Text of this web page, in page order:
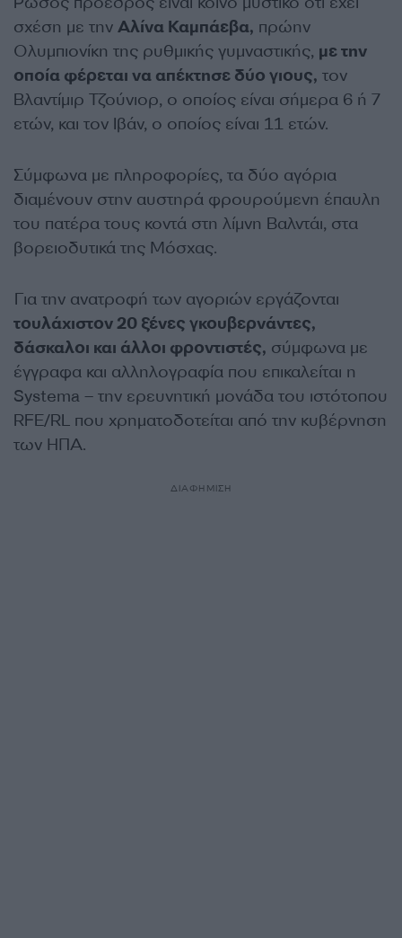
σχέση με την Αλίνα Καμπάεβα, πρώην
Ολυμπιονίκη της ρυθμικής γυμναστικής, με την
οποία φέρεται να απέκτησε δύο γιους, τον
Βλαντίμιρ Τζούνιορ, ο οποίος είναι σήμερα 6 ή 7
ετών, και τον Ιβάν, ο οποίος είναι 11 ετών.
Σύμφωνα με πληροφορίες, τα δύο αγόρια
διαμένουν στην αυστηρά φρουρούμενη έπαυλη
του πατέρα τους κοντά στη λίμνη Βαλντάι, στα
βορειοδυτικά της Μόσχας.
Για την ανατροφή των αγοριών εργάζονται
τουλάχιστον 20 ξένες γκουβερνάντες,
δάσκαλοι και άλλοι φροντιστές, σύμφωνα με
έγγραφα και αλληλογραφία που επικαλείται η
Systema – την ερευνητική μονάδα του ιστότοπου
RFE/RL που χρηματοδοτείται από την κυβέρνηση
των ΗΠΑ.
ΔΙΑΦΗΜΙΣΗ